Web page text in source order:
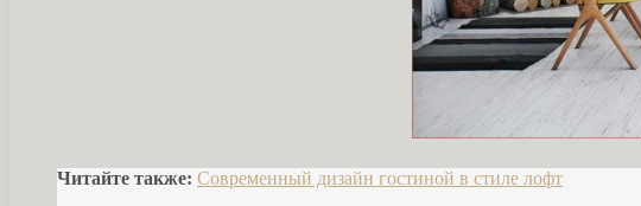
Читайте также: Современный дизайн гостиной в стиле лофт